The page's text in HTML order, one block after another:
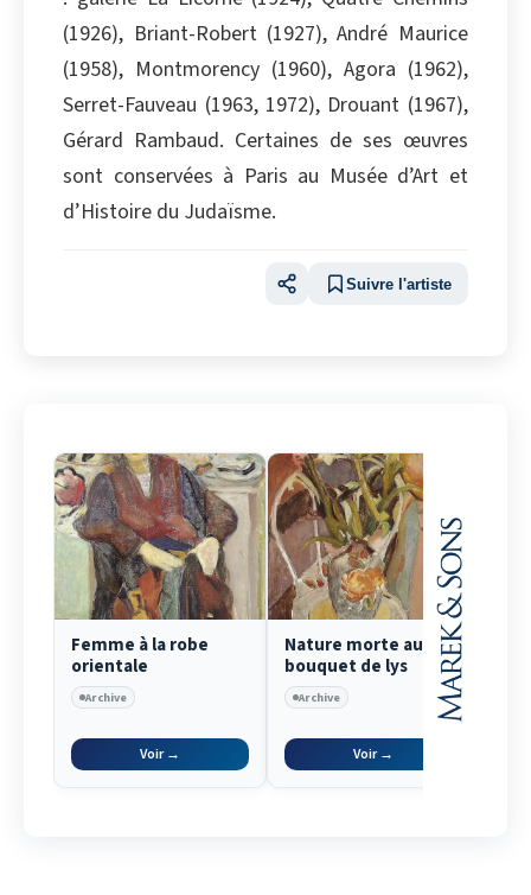
(1926), Briant-Robert (1927), André Maurice
(1958), Montmorency (1960), Agora (1962),
Serret-Fauveau (1963, 1972), Drouant (1967),
Gérard Rambaud. Certaines de ses œuvres
sont conservées à Paris au Musée d’Art et
d’Histoire du Judaïsme.
Suivre l'artiste
Femme à la robe
orientale
Archive
Voir →
Nature morte au
bouquet de lys
Archive
Voir →